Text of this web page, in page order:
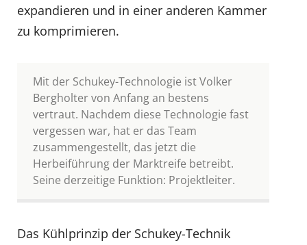
expandieren und in einer anderen Kammer
zu komprimieren.
Mit der Schukey-Technologie ist Volker
Bergholter von Anfang an bestens
vertraut. Nachdem diese Technologie fast
vergessen war, hat er das Team
zusammengestellt, das jetzt die
Herbeiführung der Marktreife betreibt.
Seine derzeitige Funktion: Projektleiter.
Das Kühlprinzip der Schukey-Technik